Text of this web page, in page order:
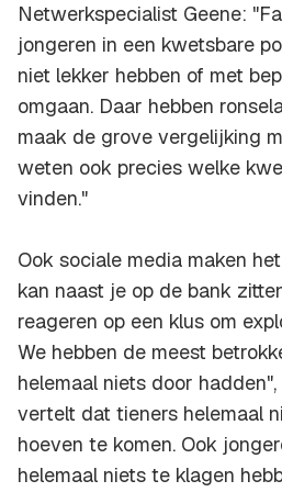
Netwerkspecialist Geene: "
jongeren in een kwetsbare
niet lekker hebben of met
omgaan. Daar hebben
maak de grove vergelijking
weten ook precies welke
vinden."
Ook sociale media maken
kan naast je op de bank
reageren op een klus om
We hebben de meest
helemaal niets door
vertelt dat tieners helemaal
hoeven te komen. Ook
helemaal niets te klagen